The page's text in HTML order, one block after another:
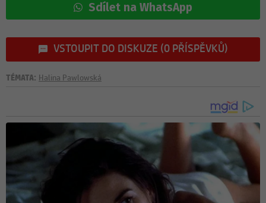
Sdílet na WhatsApp
VSTOUPIT DO DISKUZE (0 PŘÍSPĚVKŮ)
TÉMATA: Halina Pawlowská